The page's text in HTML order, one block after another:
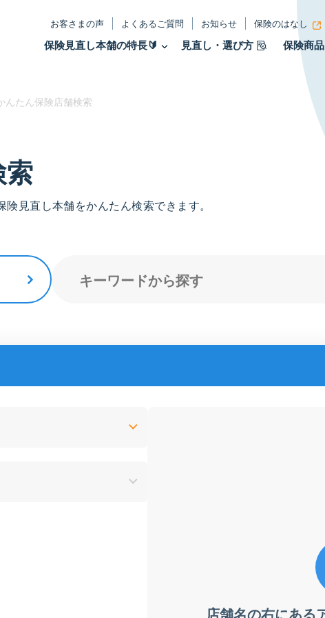
お客さまの声 よくあるご質問 お知らせ 保険のはなし
保険見直し本舗の特長🔰 見直し・選び方 保険商品
んたん保険店舗検索
見直し本舗をかんたん検索できます。